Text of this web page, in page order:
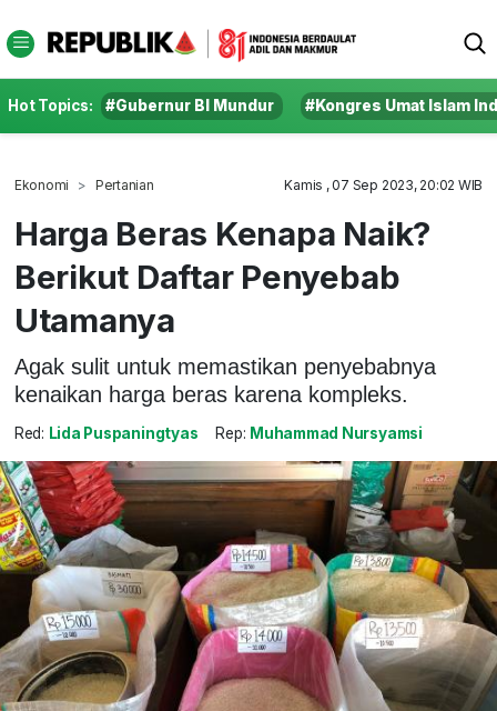
Hot Topics: #Gubernur BI Mundur #Kongres Umat Islam
Ekonomi Pertanian Kamis , 07 Sep 2023, 20:02 WIB
Harga Beras Kenapa Naik?
Berikut Daftar Penyebab
Utamanya
Agak sulit untuk memastikan penyebabnya
kenaikan harga beras karena kompleks.
Red: Lida Puspaningtyas Rep: Muhammad Nursyamsi